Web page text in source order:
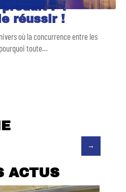
: 4
réussir !
où la concurrence entre les
toute…
ACTUS